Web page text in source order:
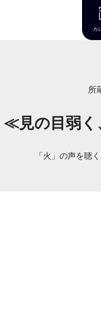
カ
所
≪見の目弱
「火」の声を聴